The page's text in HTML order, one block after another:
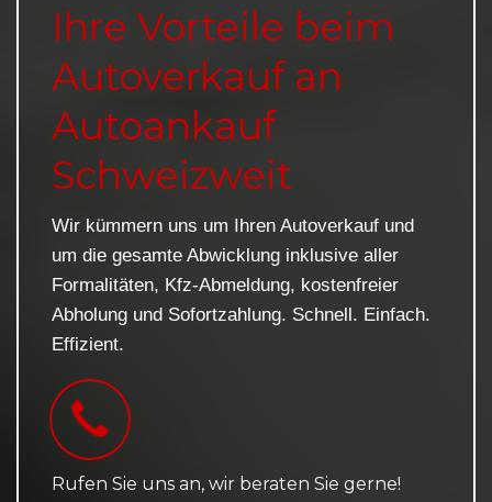
Ihre Vorteile beim
Autoverkauf an
Autoankauf
Schweizweit
Wir kümmern uns um Ihren Autoverkauf und
um die gesamte Abwicklung inklusive aller
Formalitäten, Kfz-Abmeldung, kostenfreier
Abholung und Sofortzahlung. Schnell. Einfach.
Effizient.
Rufen Sie uns an, wir beraten Sie gerne!